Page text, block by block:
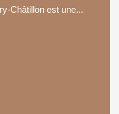
Châtillon est une...